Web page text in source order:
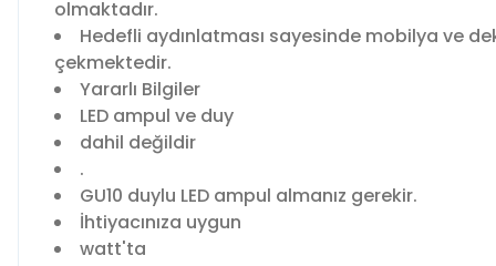
olmaktadır.
Hedefli aydınlatması sayesinde mobilya ve
çekmektedir.
Yararlı Bilgiler
LED ampul ve duy
dahil değildir
.
GU10 duylu LED ampul almanız gerekir.
İhtiyacınıza uygun
watt'ta